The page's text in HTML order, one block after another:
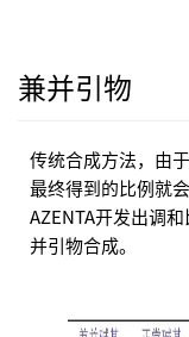
兼并引物
传统合成方法，由
最终得到的比例就
AZENTA开发出调
并引物合成。